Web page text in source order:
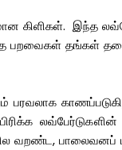
கிளிகள். இந்த
தங்கள் தலையை
வறண்ட, பாலைவனப்